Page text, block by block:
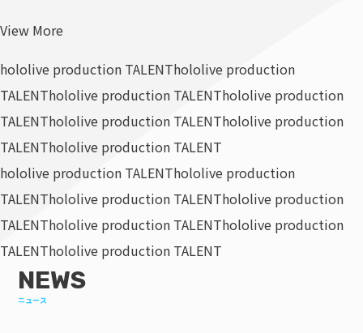
View More
hololive production TALENThololive production
TALENThololive production TALENThololive production
TALENThololive production TALENThololive production
TALENThololive production TALENT
hololive production TALENThololive production
TALENThololive production TALENThololive production
TALENThololive production TALENThololive production
TALENThololive production TALENT
NEWS
ニュース